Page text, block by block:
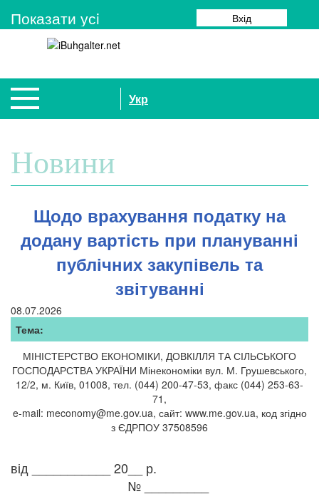
Показати усi Вхід
Укр
Новини
Щодо врахування податку на
додану вартість при плануванні
публічних закупівель та
звітуванні
08.07.2026
Тема:
МІНІСТЕРСТВО ЕКОНОМІКИ, ДОВКІЛЛЯ ТА СІЛЬСЬКОГО
ГОСПОДАРСТВА УКРАЇНИ Мінекономіки вул. М. Грушевського,
12/2, м. Київ, 01008, тел. (044) 200-47-53, факс (044) 253-63-
71,
e-mail: meconomy@me.gov.ua, сайт: www.me.gov.ua, код згідно
з ЄДРПОУ 37508596
від ___________ 20__ р.
№ _________